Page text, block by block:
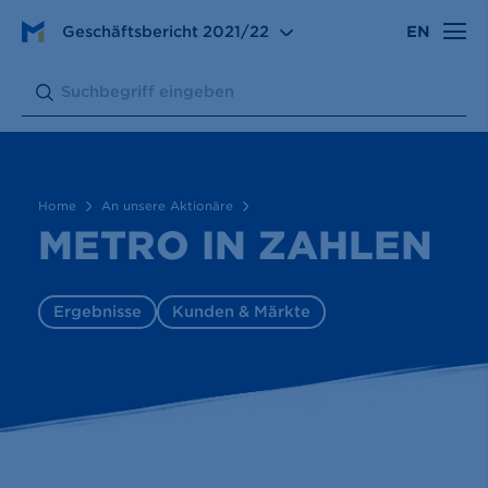
Geschäftsbericht 2021/22
Search:
Submit
EN
An unsere Aktionäre METRO in Zahlen
Home An unsere Aktionäre
METRO IN ZAHLEN
Ergebnisse Kunden & Märkte